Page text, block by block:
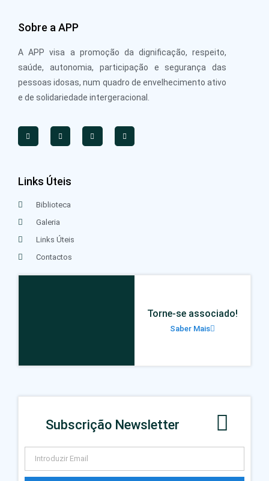
Sobre a APP
A APP visa a promoção da dignificação, respeito,
saúde, autonomia, participação e segurança das
pessoas idosas, num quadro de envelhecimento ativo
e de solidariedade intergeracional.
Links Úteis
Biblioteca
Galeria
Links Úteis
Contactos
Torne-se associado!
Saber Mais
Subscrição Newsletter